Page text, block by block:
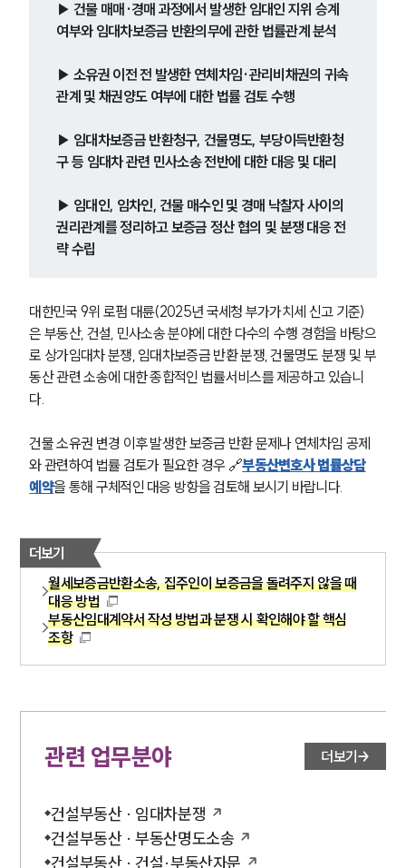
▶ 건물 매매·경매 과정에서 발생한 임대인 지위 승계
여부와 임대차보증금 반환의무에 관한 법률관계 분석
▶ 소유권 이전 전 발생한 연체차임·관리비채권의 귀속
관계 및 채권양도 여부에 대한 법률 검토 수행
▶ 임대차보증금 반환청구, 건물명도, 부당이득반환청
구 등 임대차 관련 민사소송 전반에 대한 대응 및 대리
▶ 임대인, 임차인, 건물 매수인 및 경매 낙찰자 사이의
권리관계를 정리하고 보증금 정산 협의 및 분쟁 대응 전
략 수립
대한민국 9위 로펌 대륜(2025년 국세청 부가가치세 신고 기준)
은 부동산, 건설, 민사소송 분야에 대한 다수의 수행 경험을 바탕으
로 상가임대차 분쟁, 임대차보증금 반환 분쟁, 건물명도 분쟁 및 부
동산 관련 소송에 대한 종합적인 법률서비스를 제공하고 있습니
다.
건물 소유권 변경 이후 발생한 보증금 반환 문제나 연체차임 공제
와 관련하여 법률 검토가 필요한 경우 🔗부동산변호사 법률상담
예약을 통해 구체적인 대응 방향을 검토해 보시기 바랍니다.
더보기
월세보증금반환소송, 집주인이 보증금을 돌려주지 않을 때
대응 방법
부동산임대계약서 작성 방법과 분쟁 시 확인해야 할 핵심
조항
관련 업무분야 더보기
건설부동산 · 임대차분쟁
건설부동산 · 부동산명도소송
건설부동산 · 건설·부동산자문